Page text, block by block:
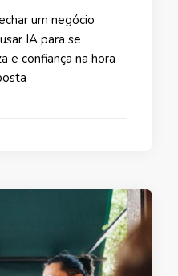
um negócio
IA para se
e confiança na hora